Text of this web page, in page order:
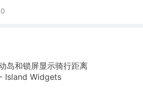
0
岛和锁屏显示骑行距离
Island Widgets